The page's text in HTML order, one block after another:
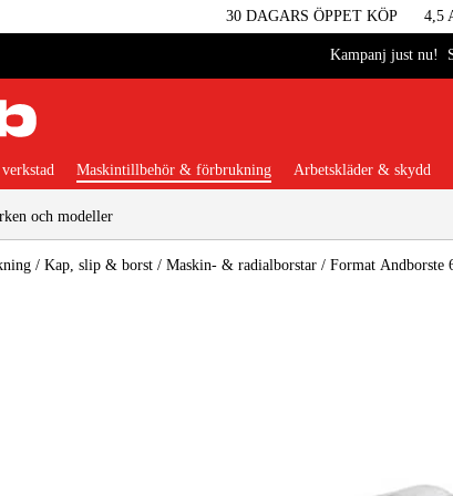
30 DAGARS ÖPPET KÖP 4,5
Kampanj just nu!
Maskintillbehör & förbrukning Arbetskläder & skydd
/ Kap, slip & borst / Maskin- & radialborstar / Format Ändborste